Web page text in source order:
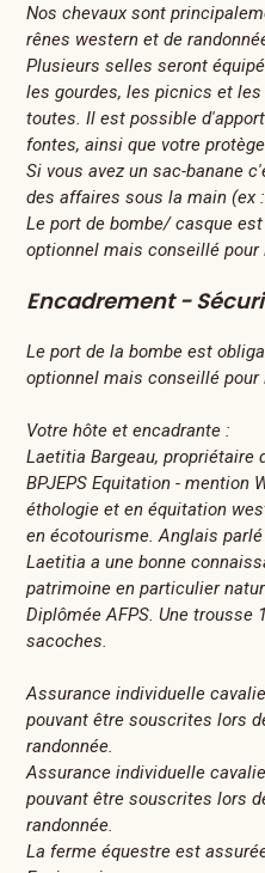
Nos chevaux sont
rênes western et de
Plusieurs selles seront
les gourdes, les picnics et
toutes. Il est possible
fontes, ainsi que votre
Si vous avez un sac-banane
des affaires sous la main (ex
Le port de bombe/ casque
optionnel mais conseillé pour
Encadrement -
Le port de la bombe est
optionnel mais conseillé pour
Votre hôte et encadrante :
Laetitia Bargeau,
BPJEPS Equitation - mention
éthologie et en équitation
en écotourisme. Anglais
Laetitia a une bonne
patrimoine en particulier
Diplômée AFPS. Une
sacoches.
Assurance individuelle
pouvant être souscrites lors
randonnée.
Assurance individuelle
pouvant être souscrites lors
randonnée.
La ferme équestre est